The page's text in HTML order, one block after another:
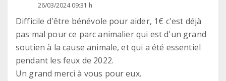
26/03/2024 09:31 h
Difficile d'être bénévole pour aider, 1€ c'est déjà
pas mal pour ce parc animalier qui est d'un grand
soutien à la cause animale, et qui a été essentiel
pendant les feux de 2022.
Un grand merci à vous pour eux.